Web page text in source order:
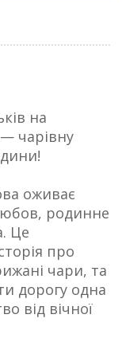
на
чарівну
оживає
родинне
Це
про
чари, та
дорогу одна
від вічної